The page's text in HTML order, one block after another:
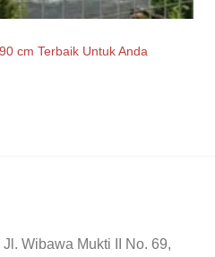
cm Terbaik Untuk Anda
Jl. Wibawa Mukti II No. 69,